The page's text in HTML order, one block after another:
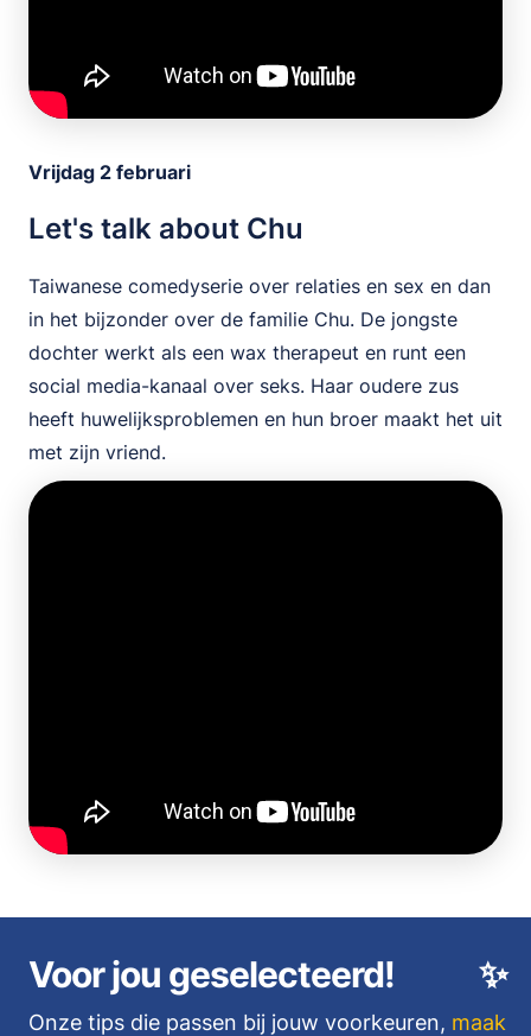
Vrijdag 2 februari
Let's talk about Chu
Taiwanese comedyserie over relaties en sex en dan
in het bijzonder over de familie Chu. De jongste
dochter werkt als een wax therapeut en runt een
social media-kanaal over seks. Haar oudere zus
heeft huwelijksproblemen en hun broer maakt het uit
met zijn vriend.
✨
Voor jou geselecteerd!
Onze tips die passen bij jouw voorkeuren, maak